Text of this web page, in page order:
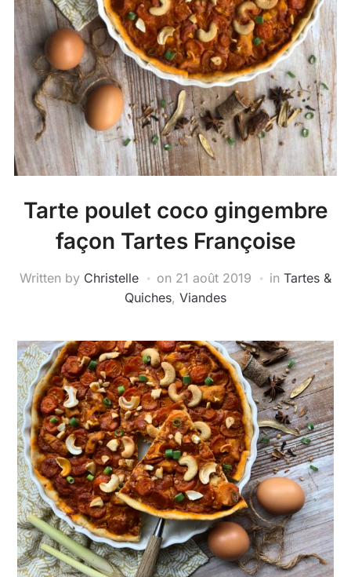
Tarte poulet coco gingembre
façon Tartes Françoise
Written by Christelle on 21 août 2019 in Tartes &
Quiches, Viandes